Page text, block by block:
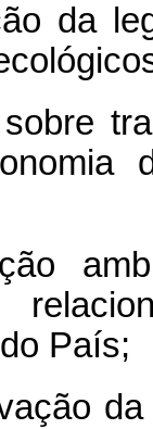
da
País;